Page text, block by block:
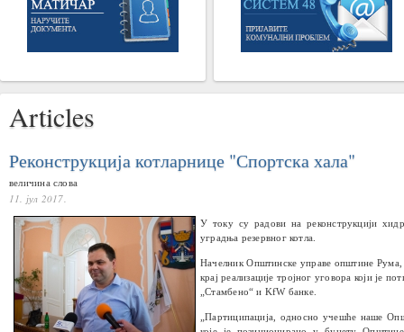
Articles
Реконструкција котларнице "Спортска хала"
величина слова
11. јул 2017.
У току су радови на реконструкцији
уградња резервног котла.
Начелник Општинске управе општине
крај реализације тројног уговора који је
„Стамбено“ и KfW банке.
„Партиципација, односно учешће наше